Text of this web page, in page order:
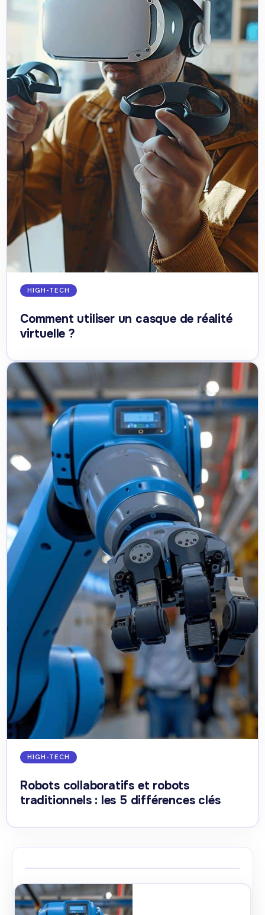
HIGH-TECH
Comment utiliser un casque de réalité
virtuelle ?
HIGH-TECH
Robots collaboratifs et robots
traditionnels : les 5 différences clés